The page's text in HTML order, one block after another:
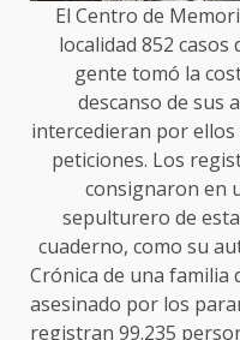
El Centro de
localidad 852
gente tomó la
descanso de sus
intercedieran por ellos
peticiones. Los
consignaron en
sepulturero de
cuaderno, como su
Crónica de una familia
asesinado por los
registran 99.235